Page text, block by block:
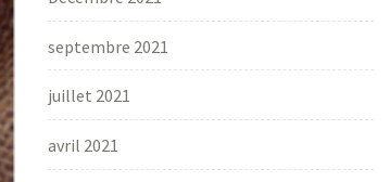
septembre 2021
juillet 2021
avril 2021